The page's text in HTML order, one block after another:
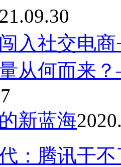
入社交电
从何而来
新蓝海
：腾讯干不